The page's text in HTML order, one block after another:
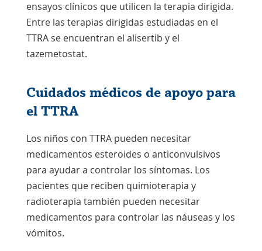
ensayos clínicos que utilicen la terapia dirigida.
Entre las terapias dirigidas estudiadas en el
TTRA se encuentran el alisertib y el
tazemetostat.
Cuidados médicos de apoyo para
el TTRA
Los niños con TTRA pueden necesitar
medicamentos esteroides o anticonvulsivos
para ayudar a controlar los síntomas. Los
pacientes que reciben quimioterapia y
radioterapia también pueden necesitar
medicamentos para controlar las náuseas y los
vómitos.